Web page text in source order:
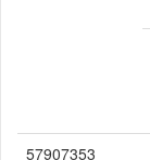
57907353